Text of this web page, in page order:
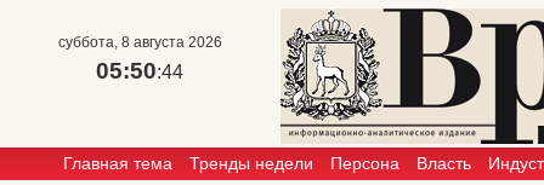
суббота, 8 августа 2026
05:50:44
Главная тема Тренды недели Персона Власть